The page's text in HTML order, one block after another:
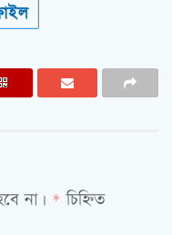
না। * চিহ্নিত